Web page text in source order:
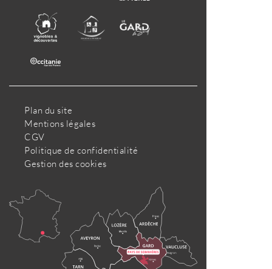
Plan du site
Mentions légales
CGV
Politique de confidentialité
Gestion des cookies